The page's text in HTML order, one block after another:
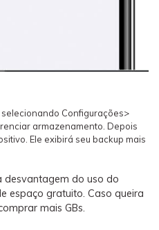
Configurações>
armazenamento. Depois
Ele exibirá seu backup mais
desvantagem do uso do
espaço gratuito. Caso queira
mais GBs.